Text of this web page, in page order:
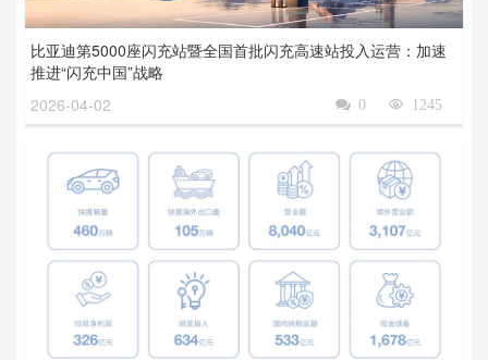
比亚迪第5000座闪充站暨全国首批闪充高速站投入运营：加速
推进“闪充中国”战略
2026-04-02
1245

0
